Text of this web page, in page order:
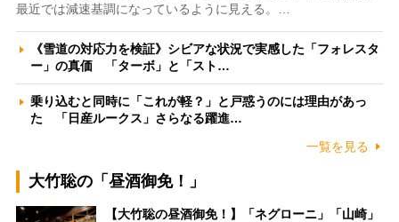
最近では減速基調になっているように見える。…
《雪道の対応力を検証》シビアな状況で実感した「フォレスタ
ー」の真価 「ターボ」と「スト…
乗り込むと同時に「これが軽？」と戸惑うのには理由があっ
た 「日産ルークス」さらなる躍進…
一覧を見る
大竹聡の「昼酒御免！」
【大竹聡の昼酒御免！】「ネグローニ」「山崎」